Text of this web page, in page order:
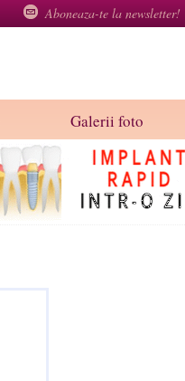
Aboneaza-te la newsletter!
Galerii foto